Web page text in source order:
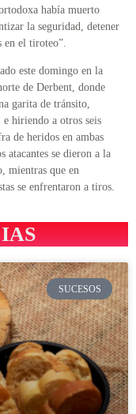
había muerto
la seguridad, detener
el tiroteo”.
este domingo en la
de Derbent, donde
garita de tránsito,
hiriendo a otros seis
de heridos en ambas
atacantes se dieron a la
mientras que en
se enfrentaron a tiros.
SUCESOS